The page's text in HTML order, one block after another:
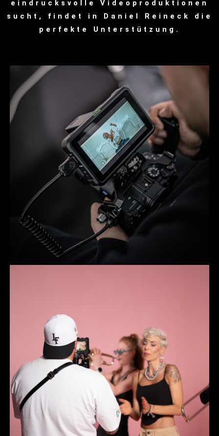
eindrucksvolle Videoproduktionen
sucht, findet in Daniel Reineck die
perfekte Unterstützung.